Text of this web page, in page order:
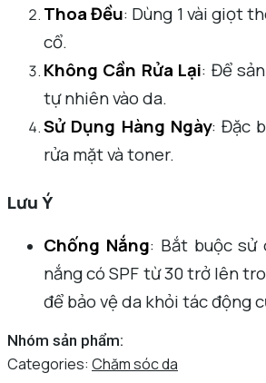
Thoa Đều: Dùng 1 vài giọt
cổ.
Không Cần Rửa Lại: Để
tự nhiên vào da.
Sử Dụng Hàng Ngày: Đặc
rửa mặt và toner.
Lưu Ý
Chống Nắng: Bắt buộc sử
nắng có SPF từ 30 trở lên
để bảo vệ da khỏi tác động
Nhóm sản phẩm:
Categories: Chăm sóc da